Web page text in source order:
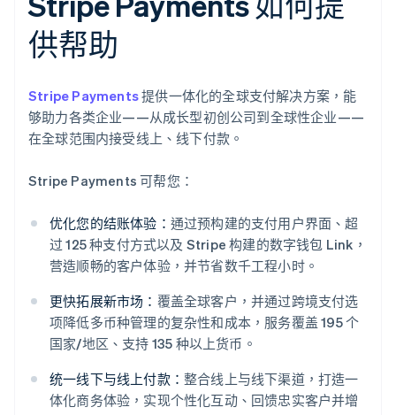
供帮助
Stripe Payments提供一体化的全球支付解决方案，能
够助力各类企业——从成长型初创公司到全球性企业——
在全球范围内接受线上、线下付款。
Stripe Payments 可帮您：
优化您的结账体验： 通过预构建的支付用户界面、超
过 125 种支付方式以及 Stripe 构建的数字钱包 Link，
营造顺畅的客户体验，并节省数千工程小时。
更快拓展新市场： 覆盖全球客户，并通过跨境支付选
项降低多币种管理的复杂性和成本，服务覆盖 195 个
国家/地区、支持 135 种以上货币。
统一线下与线上付款： 整合线上与线下渠道，打造一
体化商务体验，实现个性化互动、回馈忠实客户并增